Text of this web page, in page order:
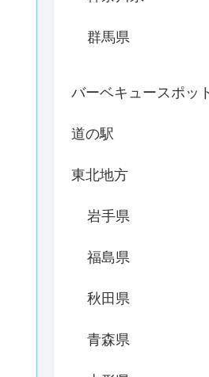
群馬県
バーベキュースポッ
道の駅
東北地方
岩手県
福島県
秋田県
青森県